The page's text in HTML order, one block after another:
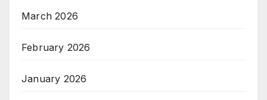
March 2026
February 2026
January 2026